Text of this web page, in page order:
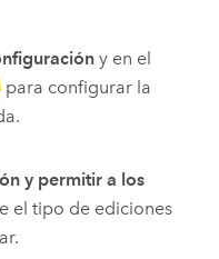
y en el
para configurar la
y permitir a los
el tipo de ediciones